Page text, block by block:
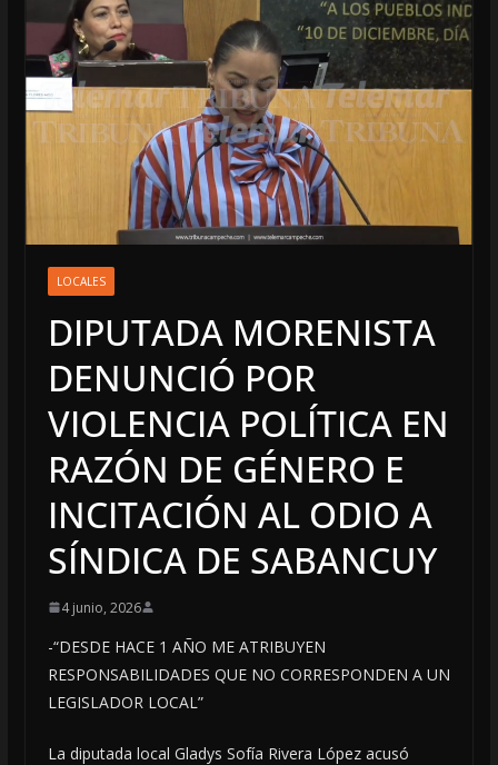
LOCALES
DIPUTADA MORENISTA
DENUNCIÓ POR
VIOLENCIA POLÍTICA EN
RAZÓN DE GÉNERO E
INCITACIÓN AL ODIO A
SÍNDICA DE SABANCUY
4 junio, 2026
-“DESDE HACE 1 AÑO ME ATRIBUYEN
RESPONSABILIDADES QUE NO CORRESPONDEN A UN
LEGISLADOR LOCAL”
La diputada local Gladys Sofía Rivera López acusó